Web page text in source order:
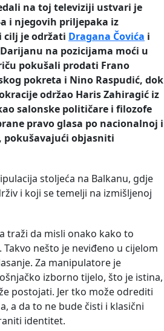
na toj televiziji ustvari je
i njegovih priljepaka iz
cilj je održati Dragana Čovića i
na pozicijama moći u
pokušali prodati Frano
pokreta i Nino Raspudić, dok
održao Haris Zahiragić iz
salonske političare i filozofe
pravo glasa po nacionalnoj i
pokušavajući objasniti
stoljeća na Balkanu, gdje
i koji se temelji na izmišljenoj
traži da misli onako kako to
nešto je neviđeno u cijelom
Za manipulatore je
izborno tijelo, što je istina,
postojati. Jer tko može odrediti
a da to ne bude čisti i klasični
identitet.